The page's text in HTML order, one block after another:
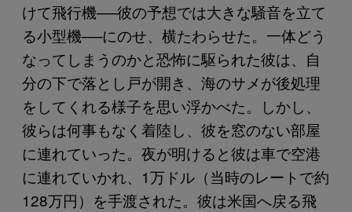
けて飛行機──彼の予想では大きな騒音を立て
る小型機──にのせ、横たわらせた。一体どう
なってしまうのかと恐怖に駆られた彼は、自
分の下で落とし戸が開き、海のサメが後処理
をしてくれる様子を思い浮かべた。しかし、
彼らは何事もなく着陸し、彼を窓のない部屋
に連れていった。夜が明けると彼は車で空港
に連れていかれ、1万ドル（当時のレートで約
128万円）を手渡された。彼は米国へ戻る飛